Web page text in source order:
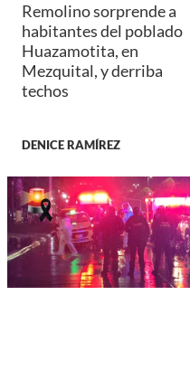
Remolino sorprende a
habitantes del poblado
Huazamotita, en
Mezquital, y derriba
techos
DENICE RAMÍREZ